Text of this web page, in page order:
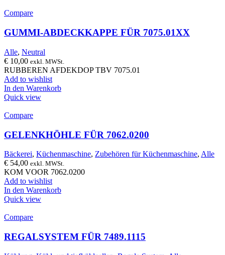
Compare
GUMMI-ABDECKKAPPE FÜR 7075.01XX
Alle, Neutral
€ 10,00 exkl. MWSt.
RUBBEREN AFDEKDOP TBV 7075.01
Add to wishlist
In den Warenkorb
Quick view
Compare
GELENKHÖHLE FÜR 7062.0200
Bäckerei, Küchenmaschine, Zubehören für Küchenmaschine, Alle
€ 54,00 exkl. MWSt.
KOM VOOR 7062.0200
Add to wishlist
In den Warenkorb
Quick view
Compare
REGALSYSTEM FÜR 7489.1115